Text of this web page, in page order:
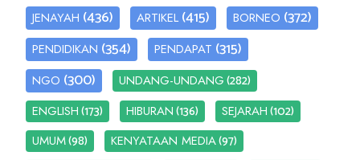
JENAYAH (436) ARTIKEL (415) BORNEO (372)
PENDIDIKAN (354) PENDAPAT (315)
NGO (300) UNDANG-UNDANG(282)
ENGLISH(173) HIBURAN(136) SEJARAH(102)
UMUM(98) KENYATAAN MEDIA(97)